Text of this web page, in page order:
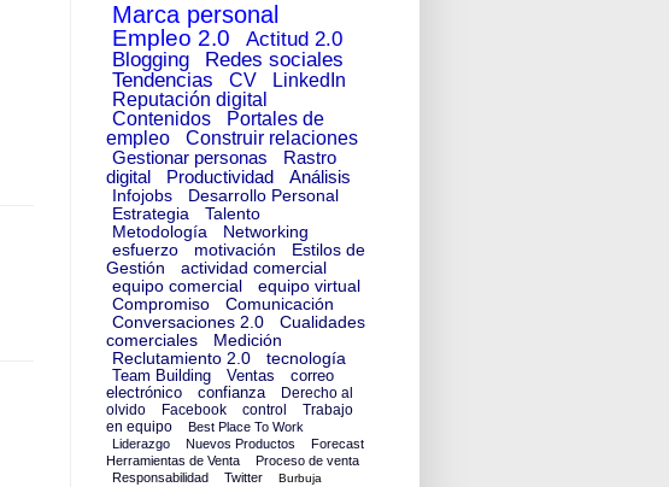
Marca personal
Empleo 2.0
Actitud 2.0
Blogging
Redes sociales
Tendencias
CV
LinkedIn
Reputación digital
Contenidos
Portales de
empleo
Construir relaciones
Gestionar personas
Rastro
digital
Productividad Análisis
Infojobs
Desarrollo Personal
Estrategia
Talento
Metodología
Networking
esfuerzo
motivación
Estilos de
Gestión
actividad comercial
equipo comercial
equipo virtual
Compromiso
Comunicación
Conversaciones 2.0
Cualidades
comerciales
Medición
Reclutamiento 2.0
tecnología
Team Building Ventas
correo
electrónico
confianza
Derecho al
olvido
Facebook control
Trabajo
en equipo
Best Place To Work
Liderazgo
Nuevos Productos
Forecast
Herramientas de Venta
Proceso de venta
Responsabilidad
Twitter
Burbuja